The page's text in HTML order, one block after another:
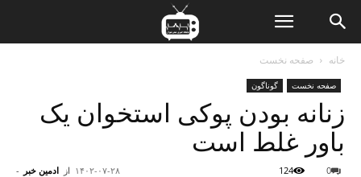
خانه صفحه نخست
صفحه نخست گوناگون
زنانه بودن پوکی استخوان یک
باور غلط است
از ادمین خبر - ۱۴۰۲-۰۷-۲۸ 0
124